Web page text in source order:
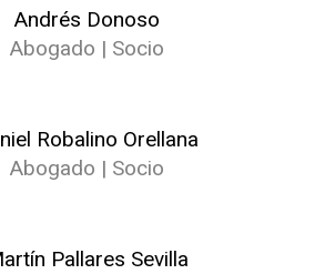
Andrés Donoso
Abogado | Socio
Robalino Orellana
Abogado | Socio
Pallares Sevilla